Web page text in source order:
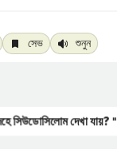
সেভ শুনুন
দেহে সিউডোসিলোম দেখা যায়?